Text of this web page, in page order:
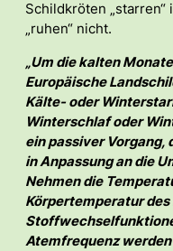
Schildkröten „starren“
„ruhen“ nicht.
„Um die kalten
Europäische
Kälte- oder
Winterschlaf oder
ein passiver Vorgang,
in Anpassung an die
Nehmen die
Körpertemperatur des
Atemfrequenz